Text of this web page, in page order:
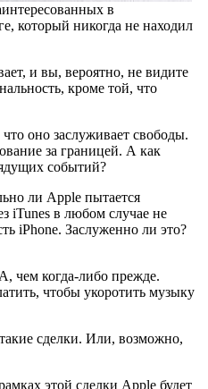
в
который никогда не находил
и вы, вероятно, не видите
кроме той, что
оно заслуживает свободы.
за границей. А как
событий?
ли Apple пытается
iTunes в любом случае не
iPhone. Заслуженно ли это?
чем когда-либо прежде.
чтобы укоротить музыку
сделки. Или, возможно,
этой сделки Apple будет